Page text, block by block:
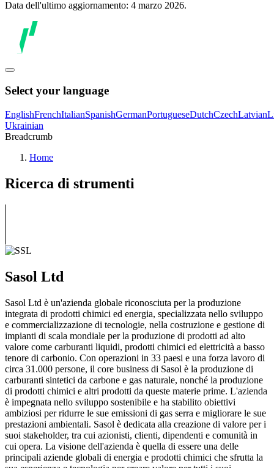
Data dell'ultimo aggiornamento: 4 marzo 2026.
Select your language
EnglishFrenchItalianSpanishGermanPortugueseDutchCzechLatvian
Ukrainian
Breadcrumb
Home
Ricerca di strumenti
Sasol Ltd
Sasol Ltd è un'azienda globale riconosciuta per la produzione
integrata di prodotti chimici ed energia, specializzata nello sviluppo
e commercializzazione di tecnologie, nella costruzione e gestione di
impianti di scala mondiale per la produzione di prodotti ad alto
valore come carburanti liquidi, prodotti chimici ed elettricità a basso
tenore di carbonio. Con operazioni in 33 paesi e una forza lavoro di
circa 31.000 persone, il core business di Sasol è la produzione di
carburanti sintetici da carbone e gas naturale, nonché la produzione
di prodotti chimici e altri prodotti da queste materie prime. L'azienda
è impegnata nello sviluppo sostenibile e ha stabilito obiettivi
ambiziosi per ridurre le sue emissioni di gas serra e migliorare le sue
prestazioni ambientali. Sasol è dedicata alla creazione di valore per i
suoi stakeholder, tra cui azionisti, clienti, dipendenti e comunità in
cui opera. La visione dell'azienda è quella di essere una delle
principali aziende globali di energia e prodotti chimici che sfrutta la